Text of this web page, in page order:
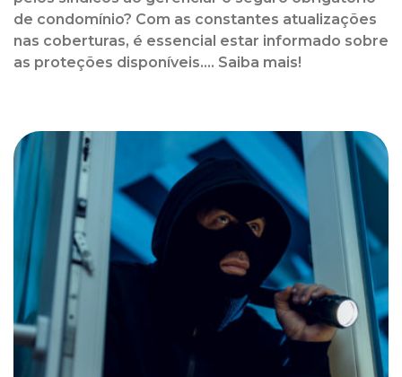
de condomínio? Com as constantes atualizações
nas coberturas, é essencial estar informado sobre
as proteções disponíveis.... Saiba mais!